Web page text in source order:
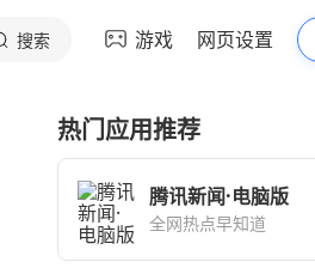
搜索 游戏 网页设置
热门应用推荐
腾讯新闻·电脑版
全网热点早知道